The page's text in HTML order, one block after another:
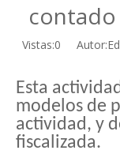
Vistas:0
Esta
modelos de
actividad, y
fiscalizada.